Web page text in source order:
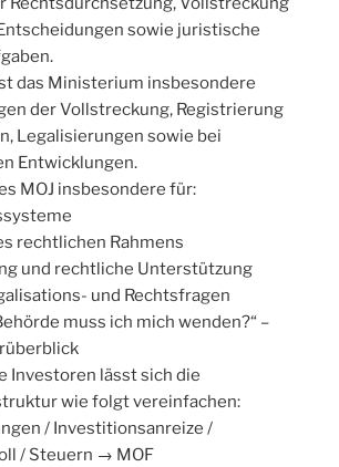
sowie juristische
das Ministerium insbesondere
der Vollstreckung, Registrierung
Legalisierungen sowie bei
Entwicklungen.
MOJ insbesondere für:
rechtlichen Rahmens
und rechtliche Unterstützung
und Rechtsfragen
muss ich mich wenden?“ –
Investoren lässt sich die
wie folgt vereinfachen:
/ Investitionsanreize /
/ Steuern → MOF